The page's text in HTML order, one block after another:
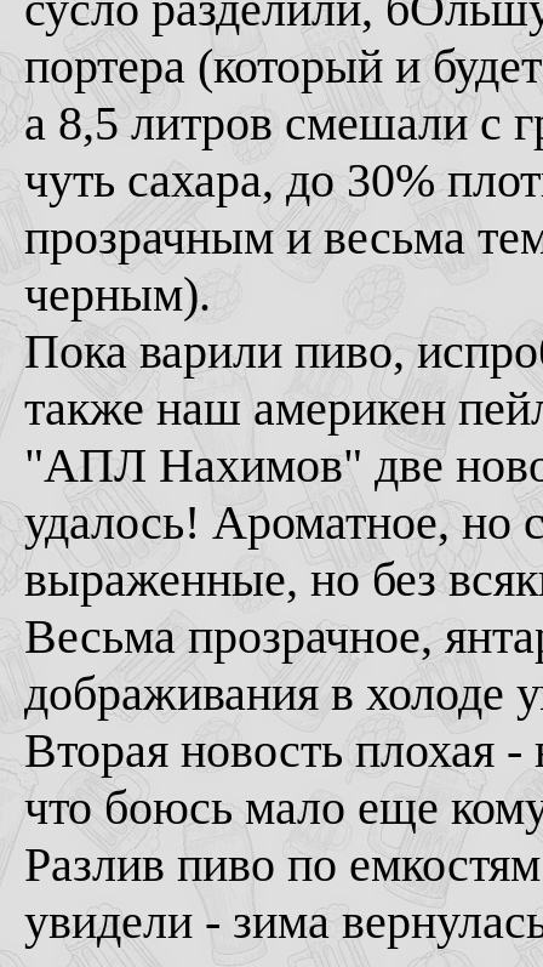
портера (который и
а 8,5 литров смешали с
чуть сахара, до 30%
прозрачным и весьма
черным).
Пока варили пиво,
также наш америкен
"АПЛ Нахимов" две
удалось! Ароматное, но
выраженные, но без
Весьма прозрачное,
дображивания в холоде
Вторая новость плохая
что боюсь мало еще
Разлив пиво по
увидели - зима